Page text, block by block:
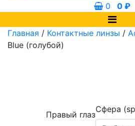
0 0 ₽
Главная / Контактные линзы /
Blue (голубой)
Правый глаз
Сфера